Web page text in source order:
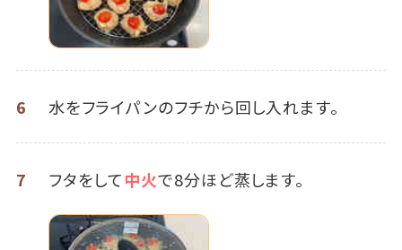
6 水をフライパンのフチから回し入れます。
7 フタをして中火で8分ほど蒸します。